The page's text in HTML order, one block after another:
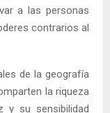
a las personas
contrarios al
de la geografía
la riqueza
y su sensibilidad